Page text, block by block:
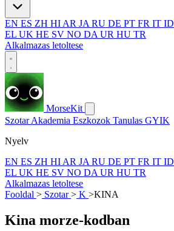
EN ES ZH HI AR JA RU DE PT FR IT ID
EL UK HE SV NO DA UR HU TR
Alkalmazas letoltese
MorseKit
SzotarAkademia Eszkozok Tanulas GYIK
Nyelv
EN ES ZH HI AR JA RU DE PT FR IT ID
EL UK HE SV NO DA UR HU TR
Alkalmazas letoltese
Fooldal > Szotar> K >KINA
Kina morze-kodban